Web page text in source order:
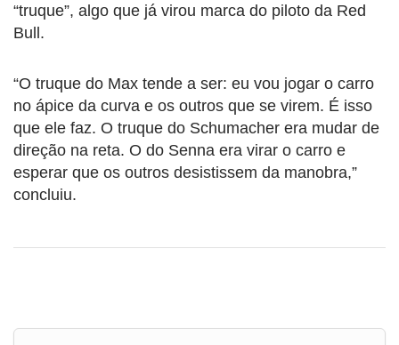
“truque”, algo que já virou marca do piloto da Red
Bull.
“O truque do Max tende a ser: eu vou jogar o carro
no ápice da curva e os outros que se virem. É isso
que ele faz. O truque do Schumacher era mudar de
direção na reta. O do Senna era virar o carro e
esperar que os outros desistissem da manobra,”
concluiu.